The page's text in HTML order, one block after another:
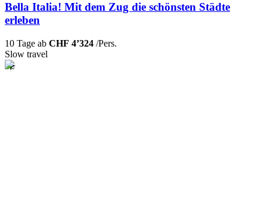
Bella Italia! Mit dem Zug die schönsten Städte
erleben
10 Tage ab CHF 4’324 /Pers.
Slow travel